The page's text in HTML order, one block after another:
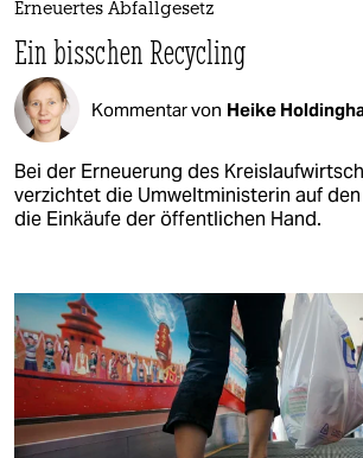
Erneuertes Abfallgesetz
Ein bisschen Recycling
Kommentar von Heike
Bei der Erneuerung des
verzichtet die Umweltministerin auf
die Einkäufe der öffentlichen Hand.